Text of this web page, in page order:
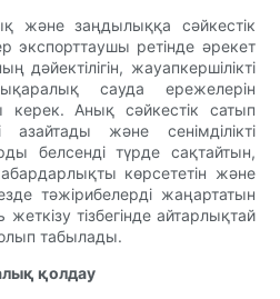
және заңдылыққа сәйкестік
экспорттаушы ретінде әрекет
дәйектілігін, жауапкершілікті
сауда ережелерін
керек. Анық сәйкестік сатып
және сенімділікті
белсенді түрде сақтайтын,
көрсететін және
тәжірибелерді жаңартатын
тізбегінде айтарлықтай
табылады.
қолдау